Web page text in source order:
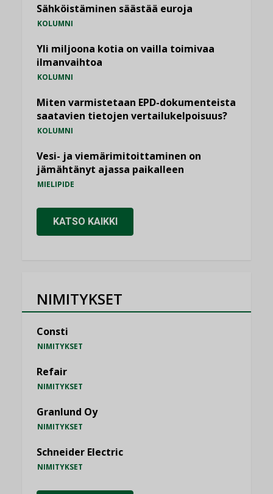
Sähköistäminen säästää euroja
KOLUMNI
Yli miljoona kotia on vailla toimivaa
ilmanvaihtoa
KOLUMNI
Miten varmistetaan EPD-dokumenteista
saatavien tietojen vertailukelpoisuus?
KOLUMNI
Vesi- ja viemärimitoittaminen on
jämähtänyt ajassa paikalleen
MIELIPIDE
KATSO KAIKKI
NIMITYKSET
Consti
NIMITYKSET
Refair
NIMITYKSET
Granlund Oy
NIMITYKSET
Schneider Electric
NIMITYKSET